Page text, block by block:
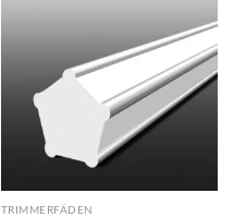
TRIMMERFÄDEN